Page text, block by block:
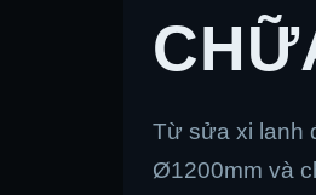
Từ sửa xi lanh
Ø1200mm và